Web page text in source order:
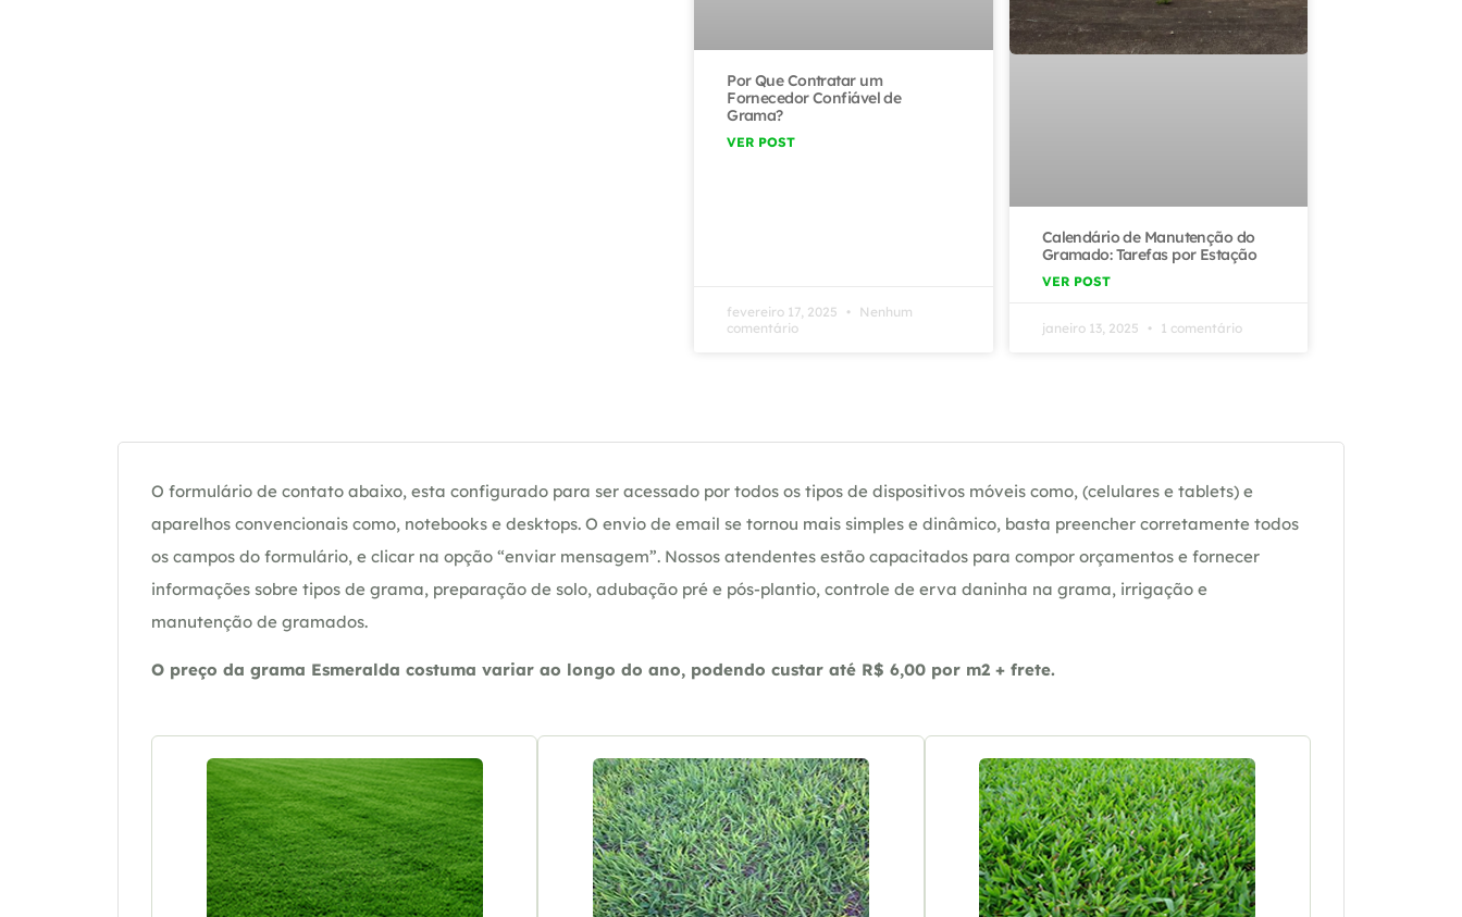
Por Que Contratar um
Fornecedor Confiável de
Grama?
VER POST
fevereiro 17, 2025
Nenhum
comentário
Calendário de Manutenção do
Gramado: Tarefas por Estação
VER POST
janeiro 13, 2025 1 comentário
O formulário de contato abaixo, esta configurado para ser acessado por todos os tipos de dispositivos móveis como, (celulares e tablets) e
aparelhos convencionais como, notebooks e desktops. O envio de email se tornou mais simples e dinâmico, basta preencher corretamente todos
os campos do formulário, e clicar na opção “enviar mensagem”. Nossos atendentes estão capacitados para compor orçamentos e fornecer
informações sobre tipos de grama, preparação de solo, adubação pré e pós-plantio, controle de erva daninha na grama, irrigação e
manutenção de gramados.
O preço da grama Esmeralda costuma variar ao longo do ano, podendo custar até R$ 6,00 por m2 + frete.